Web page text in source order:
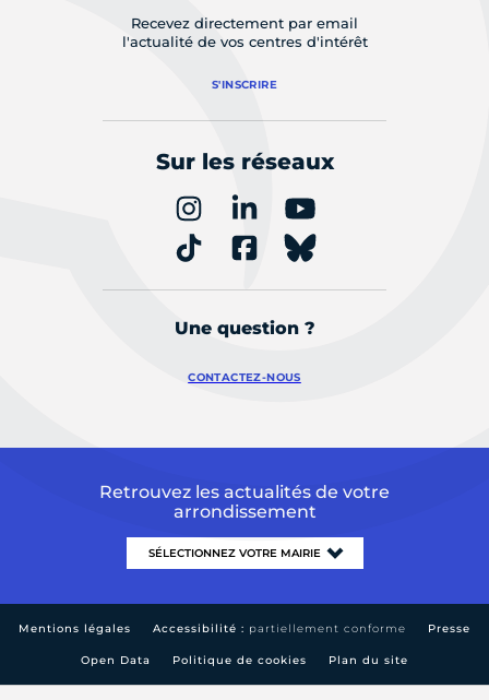
Recevez directement par email
l'actualité de vos centres d'intérêt
S'INSCRIRE
Sur les réseaux
Une question ?
CONTACTEZ-NOUS
Retrouvez les actualités de votre
arrondissement
Mentions légales Accessibilité : partiellement conforme Presse
Open Data Politique de cookies Plan du site